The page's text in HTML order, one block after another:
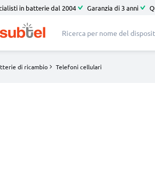
in batterie dal 2004 Garanzia di 3 anni
di ricambio Telefoni cellulari